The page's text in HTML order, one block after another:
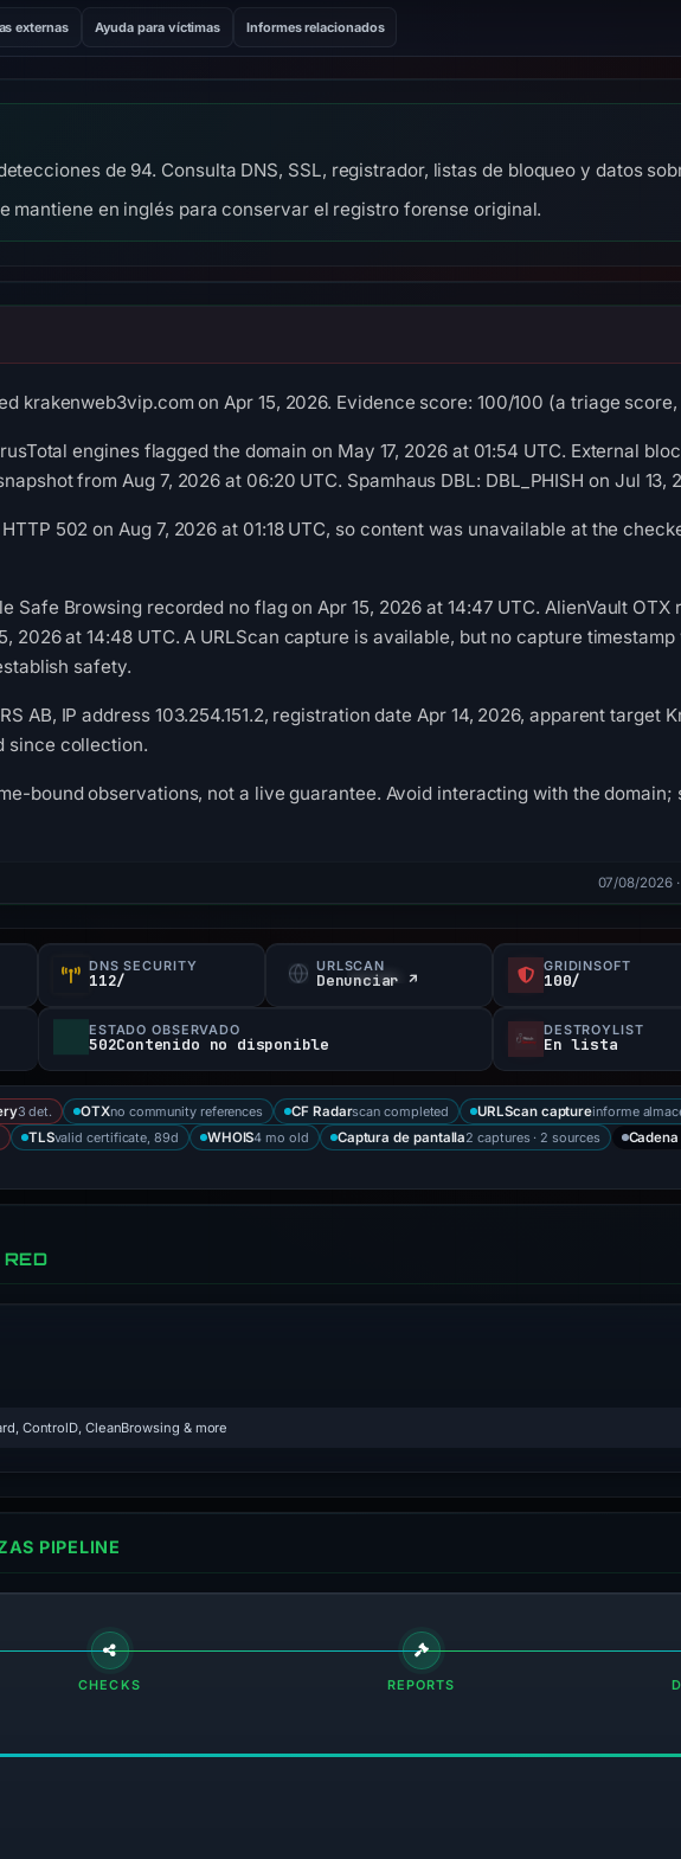
externas Ayuda para víctimas Informes relacionados
de 94. Consulta DNS, SSL, registrador, listas de bloqueo y datos
mantiene en inglés para conservar el registro forense original.
krakenweb3vip.com on Apr 15, 2026. Evidence score: 100/100 (a triage
engines flagged the domain on May 17, 2026 at 01:54 UTC. External
from Aug 7, 2026 at 06:20 UTC. Spamhaus DBL: DBL_PHISH on Jul 13,
502 on Aug 7, 2026 at 01:18 UTC, so content was unavailable at the
Safe Browsing recorded no flag on Apr 15, 2026 at 14:47 UTC. AlienVault
2026 at 14:48 UTC. A URLScan capture is available, but no capture
safety.
AB, IP address 103.254.151.2, registration date Apr 14, 2026, apparent target
since collection.
bound observations, not a live guarantee. Avoid interacting with the domain;
07/08/2026
DNS SECURITY
112/
URLSCAN
Denunciar ↗
GRIDINSOFT
100/
ESTADO OBSERVADO
502Contenido no disponible
DESTROYLIST
En lista
3 det. OTXno community references CF Radarscan completed URLScan captureinforme
TLSvalid certificate, 89d WHOIS4 mo old Captura de pantalla2 captures · 2 sources
ControlD, CleanBrowsing & more
PIPELINE
CHECKS REPORTS